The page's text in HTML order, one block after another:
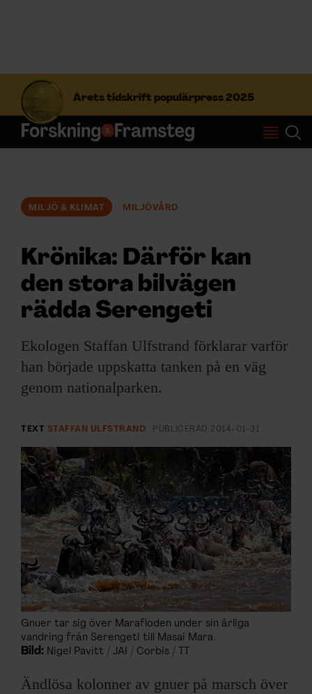
Årets tidskrift populärpress 2025
S
f
t
Prenumerera
ÄMNEN
ARKIV & E-TIDNING
LYSSNA/PODD
EVENEMANG & RESOR
SHOP
KONTAKTA F&F
SKRIV I F&F
PRENUMERERA PÅ F&F
ANNONSERA I F&F
OM F&F
MILJÖ & KLIMAT MILJÖVÅRD
Krönika: Därför kan
den stora bilvägen
rädda Serengeti
Ekologen Staffan Ulfstrand förklarar varför
han började uppskatta tanken på en väg
genom nationalparken.
TEXT STAFFAN ULFSTRAND PUBLICERAD 2014-01-31
Gnuer tar sig över Marafloden under sin årliga
vandring från Serengeti till Masai Mara.
Bild: Nigel Pavitt / JAI / Corbis / TT
Ändlösa kolonner av gnuer på marsch över